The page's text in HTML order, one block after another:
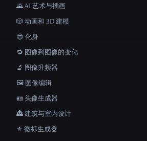
🌄 AI 艺术与插画
🎲 动画和 3D 建模
😎 化身
🔁 图像到图像的变化
🔬 图像升频器
🖼️ 图像编辑
🪪 头像生成器
🏯 建筑与室内设计
⚜️ 徽标生成器